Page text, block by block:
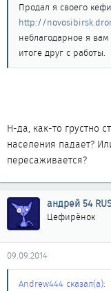
Продал я своего
http://
неблагодарное я
итоге друг с работы.
Н-да, как-то грустно
населения падает?
пересаживается?
андрей 54
Цефирёнок
09.09.2014
Andrew444 сказал(а):